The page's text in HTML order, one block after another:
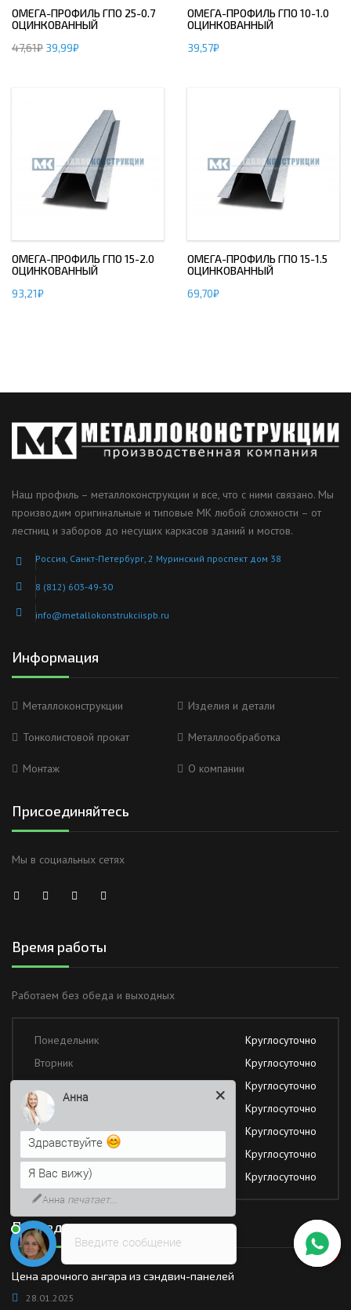
ОМЕГА-ПРОФИЛЬ ГПО 25-0.7
ОЦИНКОВАННЫЙ
47,61₽ 39,99₽
ОМЕГА-ПРОФИЛЬ ГПО 10-1.0
ОЦИНКОВАННЫЙ
39,57₽
ОМЕГА-ПРОФИЛЬ ГПО 15-2.0
ОЦИНКОВАННЫЙ
93,21₽
ОМЕГА-ПРОФИЛЬ ГПО 15-1.5
ОЦИНКОВАННЫЙ
69,70₽
Наш профиль – металлоконструкции и все, что с ними связано. Мы
производим оригинальные и типовые МК любой сложности – от
лестниц и заборов до несущих каркасов зданий и мостов.
Россия, Санкт-Петербург, 2 Муринский проспект дом 38
8 (812) 603-49-30
info@metallokonstrukciispb.ru
Информация
Металлоконструкции Изделия и детали
Тонколистовой прокат Металлообработка
Монтаж О компании
Присоединяйтесь
Мы в социальных сетях
Время работы
Работаем без обеда и выходных
Понедельник
Круглосуточно
Вторник
Круглосуточно
Круглосуточно
Четверг
Круглосуточно
Пятница
Круглосуточно
Суббота
Круглосуточно
Воскресение
Круглосуточно
Последние новости
Цена арочного ангара из сэндвич-панелей
28.01.2025
Введите сообщение
Анна
Здравствуйте
Я Вас вижу)
Анна печатает...